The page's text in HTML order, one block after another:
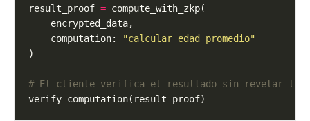
result_proof =
    computation:
"calcular edad promedio"
# El cliente verifica el resultado sin revelar los